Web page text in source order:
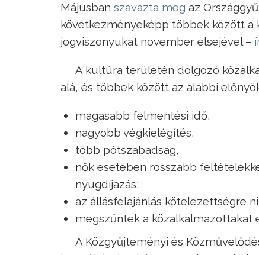
Májusban szavazta meg az
következményeképp többek között
jogviszonyukat november elsejével –
A kultúra területén dolgozó
alá, és többek között az alábbi
magasabb felmentési idő,
nagyobb végkielégítés,
több pótszabadság,
nők esetében rosszabb
nyugdíjazás;
az állásfelajánlás kötelezettségre
megszűntek a közalkalmazottakat
A Közgyűjteményi és